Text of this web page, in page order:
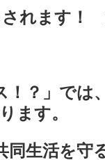
れます！
！？」では
ます。
同生活を守